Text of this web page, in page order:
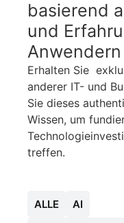
basierend
und
Erhalten Sie
anderer IT- und
Sie dieses
Wissen, um
treffen.
AI
ALLE